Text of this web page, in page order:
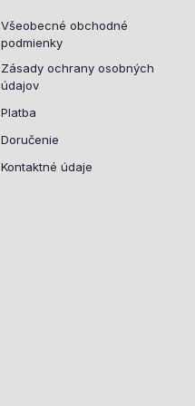
Všeobecné obchodné
podmienky
Zásady ochrany osobných
údajov
Platba
Doručenie
Kontaktné údaje